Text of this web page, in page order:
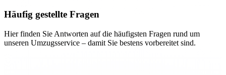
Häufig gestellte Fragen
Hier finden Sie Antworten auf die häufigsten Fragen rund um
unseren Umzugsservice – damit Sie bestens vorbereitet sind.